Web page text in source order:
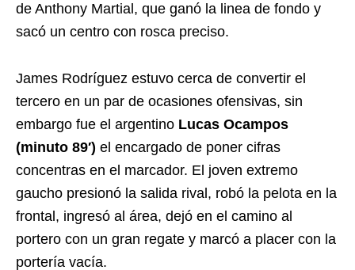
de Anthony Martial, que ganó la linea de fondo y
sacó un centro con rosca preciso.
James Rodríguez estuvo cerca de convertir el
tercero en un par de ocasiones ofensivas, sin
embargo fue el argentino Lucas Ocampos
(minuto 89′) el encargado de poner cifras
concentras en el marcador. El joven extremo
gaucho presionó la salida rival, robó la pelota en la
frontal, ingresó al área, dejó en el camino al
portero con un gran regate y marcó a placer con la
portería vacía.